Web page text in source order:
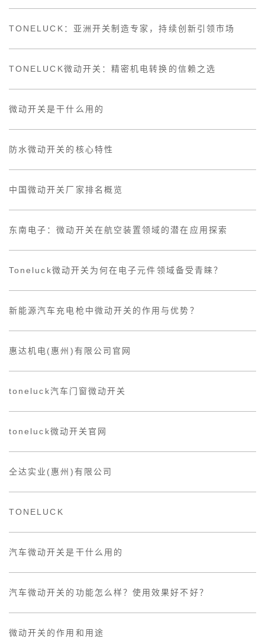
TONELUCK：亚洲开关制造专家，持续创新引领市场
TONELUCK微动开关：精密机电转换的信赖之选
微动开关是干什么用的
防水微动开关的核心特性
中国微动开关厂家排名概览
东南电子：微动开关在航空装置领域的潜在应用探索
Toneluck微动开关为何在电子元件领域备受青睐？
新能源汽车充电枪中微动开关的作用与优势？
惠达机电(惠州)有限公司官网
toneluck汽车门窗微动开关
toneluck微动开关官网
仝达实业(惠州)有限公司
TONELUCK
汽车微动开关是干什么用的
汽车微动开关的功能怎么样？使用效果好不好？
微动开关的作用和用途